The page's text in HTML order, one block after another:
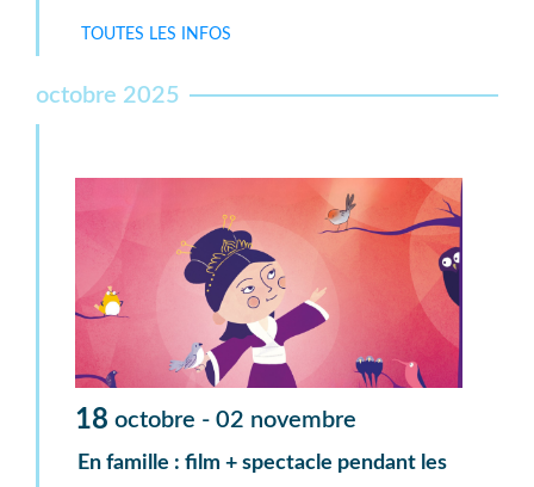
TOUTES LES INFOS
octobre 2025
18 octobre - 02 novembre
En famille : film + spectacle pendant les